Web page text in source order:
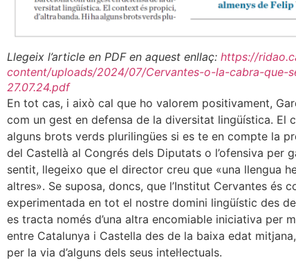
Llegeix l’article en PDF en aquest enllaç: https://
content/uploads/2024/07/Cervantes-o-la-cabra-que-
27.07.24.pdf
En tot cas, i això cal que ho valorem positivament,
com un gest en defensa de la diversitat lingüística. El
alguns brots verds plurilingües si es te en compte la
del Castellà al Congrés dels Diputats o l’ofensiva per
sentit, llegeixo que el director creu que «una llengua
altres». Se suposa, doncs, que l’Institut Cervantes és
experimentada en tot el nostre domini lingüístic des
es tracta només d’una altra encomiable iniciativa per
entre Catalunya i Castella des de la baixa edat
per la via d’alguns dels seus intel·lectuals.